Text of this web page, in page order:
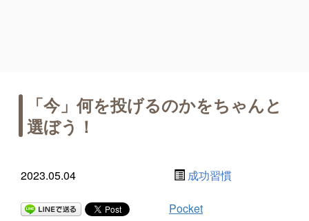
「今」何を投げるのかをちゃんと
選ぼう！
2023.05.04 成功習慣
Pocket